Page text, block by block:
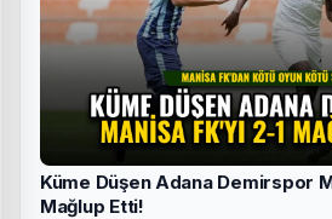
Küme Düşen Adana Demirspor
Mağlup Etti!